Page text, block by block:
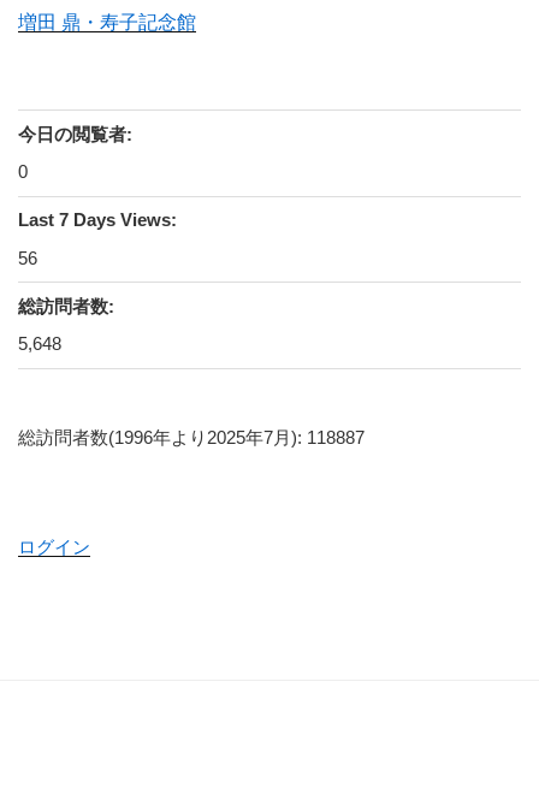
増田 鼎・寿子記念館
今日の閲覧者:
0
Last 7 Days Views:
56
総訪問者数:
5,648
総訪問者数(1996年より2025年7月): 118887
ログイン